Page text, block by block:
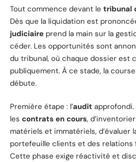
Tout commence devant le tribunal
Dès que la liquidation est
judiciaire prend la main sur la
céder. Les opportunités sont
du tribunal, où chaque dossier est
publiquement. À ce stade, la
débute.
Première étape : l’audit approfondi.
les contrats en cours,
matériels et immatériels, d’évaluer
portefeuille clients et des relations
Cette phase exige réactivité et